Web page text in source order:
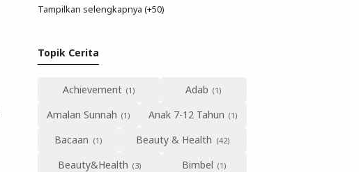
Tampilkan selengkapnya (+50)
Topik Cerita
Achievement
Adab
Amalan Sunnah
Anak 7-12 Tahun
Bacaan
Beauty & Health
Beauty&Health
Bimbel